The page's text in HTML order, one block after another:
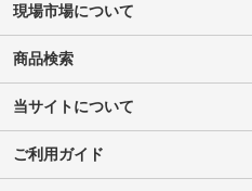
現場市場について
商品検索
当サイトについて
ご利用ガイド